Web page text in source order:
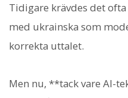
Tidigare krävdes det
med ukrainska som
korrekta uttalet.
Men nu, **tack vare AI-